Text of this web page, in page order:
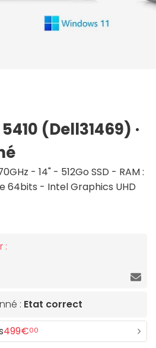
(Dell31469) ·
- 14" - 512Go SSD - RAM :
64bits - Intel Graphics UHD
:
: Etat correct
499€00